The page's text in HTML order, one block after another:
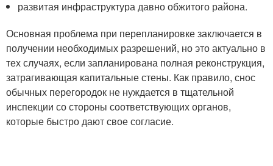
развитая инфраструктура давно обжитого района.
Основная проблема при перепланировке заключается в
получении необходимых разрешений, но это актуально в
тех случаях, если запланирована полная реконструкция,
затрагивающая капитальные стены. Как правило, снос
обычных перегородок не нуждается в тщательной
инспекции со стороны соответствующих органов,
которые быстро дают свое согласие.